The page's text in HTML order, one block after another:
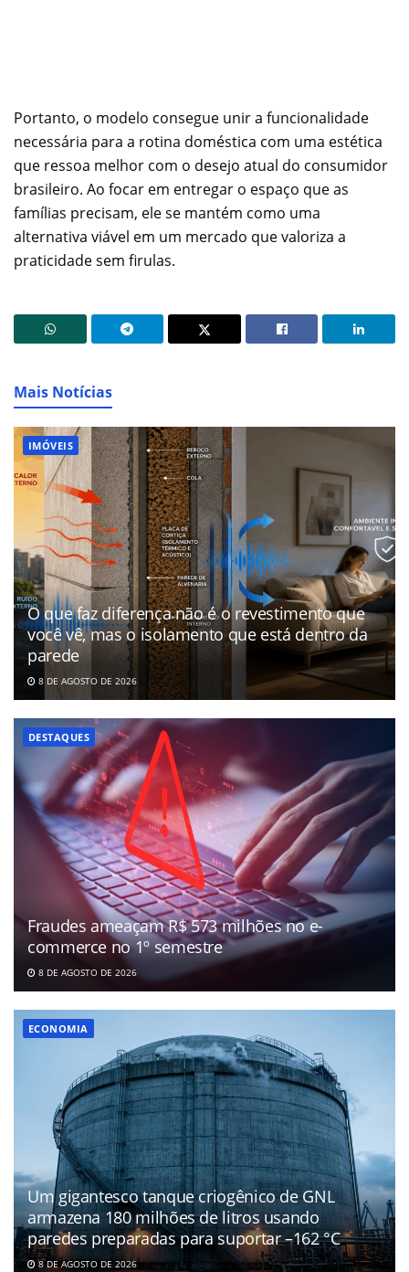
Portanto, o modelo consegue unir a funcionalidade
necessária para a rotina doméstica com uma estética
que ressoa melhor com o desejo atual do consumidor
brasileiro. Ao focar em entregar o espaço que as
famílias precisam, ele se mantém como uma
alternativa viável em um mercado que valoriza a
praticidade sem firulas.
Mais Notícias
IMÓVEIS
O que faz diferença não é o revestimento que
você vê, mas o isolamento que está dentro da
parede
8 DE AGOSTO DE 2026
DESTAQUES
Fraudes ameaçam R$ 573 milhões no e-
commerce no 1º semestre
8 DE AGOSTO DE 2026
ECONOMIA
Um gigantesco tanque criogênico de GNL
armazena 180 milhões de litros usando
paredes preparadas para suportar –162 °C
8 DE AGOSTO DE 2026